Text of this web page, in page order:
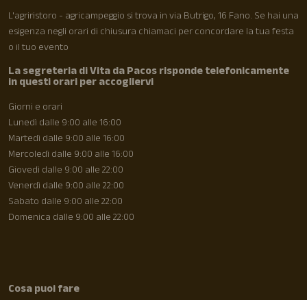
L'agriristoro - agricampeggio si trova in via Butrigo, 16 Fano. Se hai una
esigenza negli orari di chiusura chiamaci per concordare la tua festa
o il tuo evento
La segreteria di Vita da Pacos risponde telefonicamente
in questi orari per accogliervi
Giorni e orari
Lunedì dalle 9:00 alle 16:00
Martedì dalle 9:00 alle 16:00
Mercoledì dalle 9:00 alle 16:00
Giovedì dalle 9:00 alle 22:00
Venerdì dalle 9:00 alle 22:00
Sabato dalle 9:00 alle 22:00
Domenica dalle 9:00 alle 22:00
Cosa puoi fare